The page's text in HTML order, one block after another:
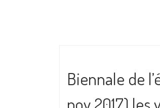
Biennale de